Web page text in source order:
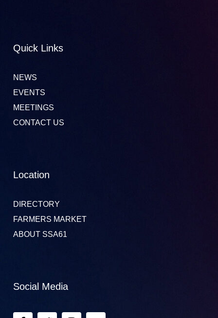
Quick Links
NEWS
EVENTS
MEETINGS
CONTACT US
Location
DIRECTORY
FARMERS MARKET
ABOUT SSA61
Social Media